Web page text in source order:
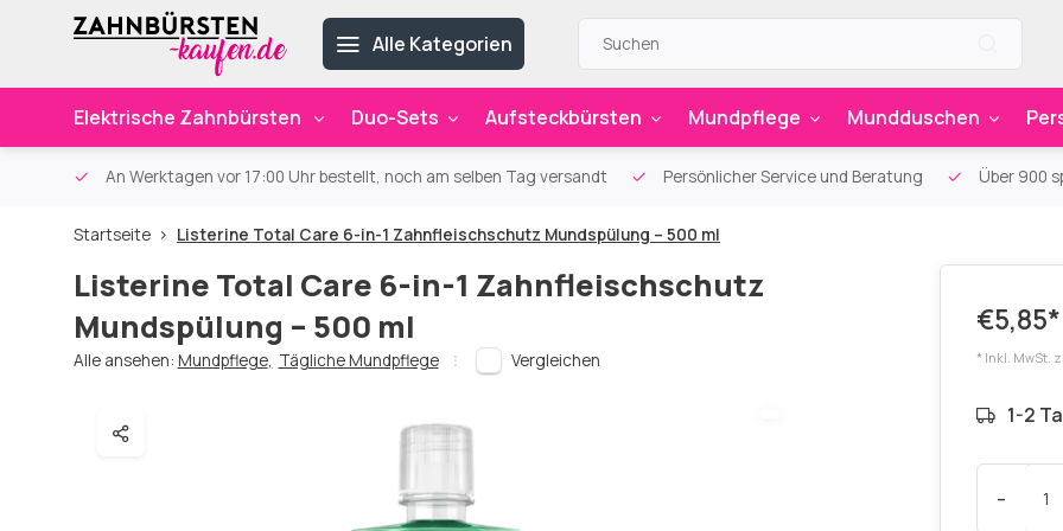
Alle Kategorien
Elektrische Zahnbürsten Duo-Sets Aufsteckbürsten Mundpflege Mundduschen
An Werktagen vor 17:00 Uhr bestellt, noch am selben Tag versandt Persönlicher Service und Beratung Über 900
Startseite Listerine Total Care 6-in-1 Zahnfleischschutz Mundspülung – 500 ml
Listerine Total Care 6-in-1 Zahnfleischschutz
Mundspülung – 500 ml
Alle ansehen: Mundpflege, Tägliche Mundpflege Vergleichen
€5,85*
* Inkl. MwSt.
1-2
-